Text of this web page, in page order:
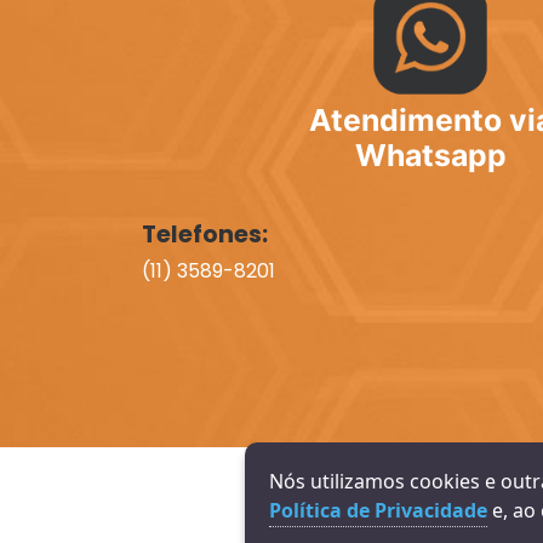
Atendimento
Whatsapp
Telefones:
(11) 3589-8201
Nós utilizamos cookies e
Política de Privacidadee, ao